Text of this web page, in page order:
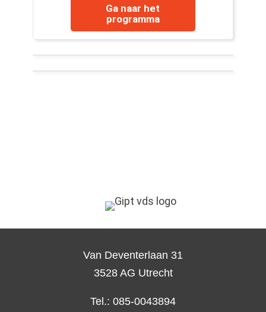
Ga naar het
programma
Van Deventerlaan 31
3528 AG Utrecht
Tel.: 085-0043894